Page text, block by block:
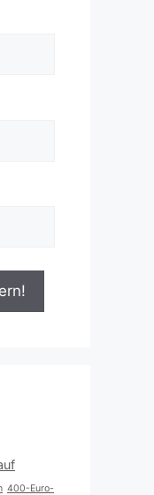
400-Euro-